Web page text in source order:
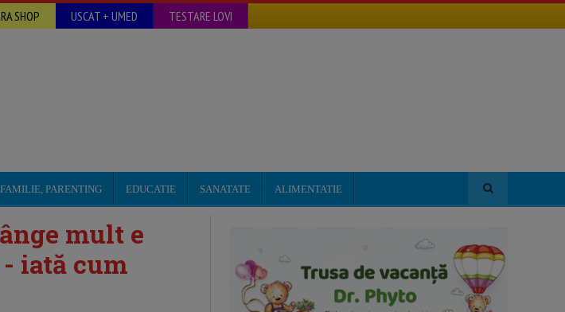
SHOP USCAT + UMED TESTARE LOVI
FAMILIE, PARENTING EDUCATIE SANATATE ALIMENTATIE
mult e
iată cum